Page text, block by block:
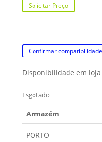
Solicitar Preço
Confirmar compatibilidade
Disponibilidade em loja
Esgotado
Armazém
PORTO